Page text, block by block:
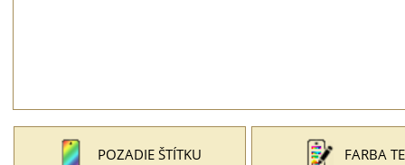
POZADIE ŠTÍTKU FARBA